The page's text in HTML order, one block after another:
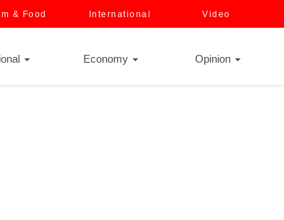
& Food International Video
Economy Opinion